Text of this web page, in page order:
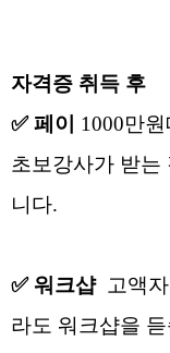
자격증 취득 후
✅ 페이
1000만
초보강사가 받는
니다.
✅ 워크샵 고액
라도 워크샵을